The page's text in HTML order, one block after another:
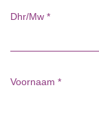
Dhr/Mw *
Voornaam *